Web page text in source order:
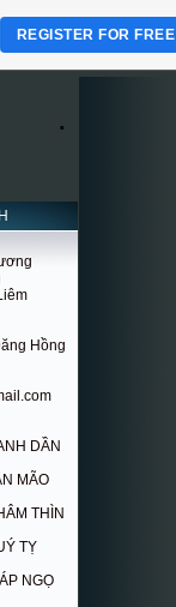
.
Hồng
DẦN
MÃO
THÌN
TỴ
NGỌ
REGISTER FOR FREE